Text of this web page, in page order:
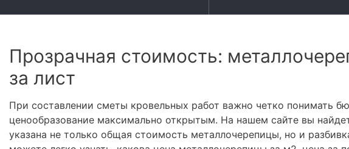
Прозрачная стоимость:
за лист
При составлении сметы кровельных работ важно четко понимать
ценообразование максимально открытым. На нашем сайте вы
указана не только общая стоимость металлочерепицы, но и